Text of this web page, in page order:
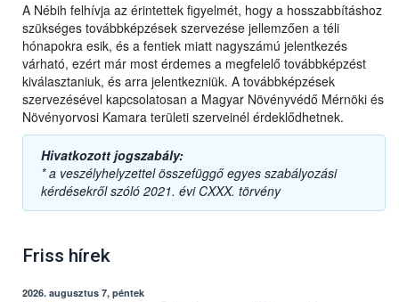
A Nébih felhívja az érintettek figyelmét, hogy a hosszabbításhoz
szükséges továbbképzések szervezése jellemzően a téli
hónapokra esik, és a fentiek miatt nagyszámú jelentkezés
várható, ezért már most érdemes a megfelelő továbbképzést
kiválasztaniuk, és arra jelentkezniük. A továbbképzések
szervezésével kapcsolatosan a Magyar Növényvédő Mérnöki és
Növényorvosi Kamara területi szerveinél érdeklődhetnek.
Hivatkozott jogszabály:
* a veszélyhelyzettel összefüggő egyes szabályozási
kérdésekről szóló 2021. évi CXXX. törvény
Friss hírek
2026. augusztus 7, péntek